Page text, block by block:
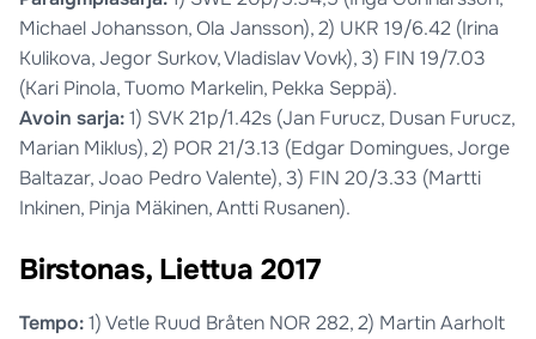
Michael Johansson, Ola Jansson), 2) UKR 19/6.42 (Irina
Kulikova, Jegor Surkov, Vladislav Vovk), 3) FIN 19/7.03
(Kari Pinola, Tuomo Markelin, Pekka Seppä).
Avoin sarja:1) SVK 21p/1.42s (Jan Furucz, Dusan Furucz,
Marian Miklus), 2) POR 21/3.13 (Edgar Domingues, Jorge
Baltazar, Joao Pedro Valente), 3) FIN 20/3.33 (Martti
Inkinen, Pinja Mäkinen, Antti Rusanen).
Birstonas, Liettua 2017
Tempo:1) Vetle Ruud Bråten NOR 282, 2) Martin Aarholt